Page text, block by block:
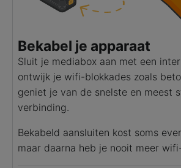
Bekabel je apparaat
Sluit je mediabox aan met een
ontwijk je wifi-blokkades zoals
geniet je van de snelste en meest
verbinding.
Bekabeld aansluiten kost soms
maar daarna heb je nooit meer